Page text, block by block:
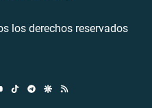
los derechos reservados
TikTokTelegramGoogle Discover